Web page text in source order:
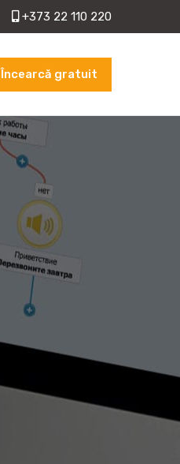
+373 22 110 220
Încearcă gratuit